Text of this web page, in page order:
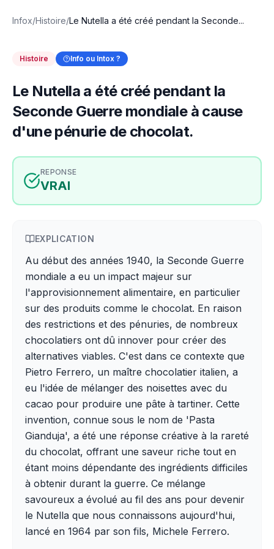
Infox/Histoire/Le Nutella a été créé pendant la Seconde...
Histoire Info ou Intox ?
Le Nutella a été créé pendant la
Seconde Guerre mondiale à cause
d'une pénurie de chocolat.
REPONSE
VRAI
EXPLICATION
Au début des années 1940, la Seconde Guerre
mondiale a eu un impact majeur sur
l'approvisionnement alimentaire, en particulier
sur des produits comme le chocolat. En raison
des restrictions et des pénuries, de nombreux
chocolatiers ont dû innover pour créer des
alternatives viables. C'est dans ce contexte que
Pietro Ferrero, un maître chocolatier italien, a
eu l'idée de mélanger des noisettes avec du
cacao pour produire une pâte à tartiner. Cette
invention, connue sous le nom de 'Pasta
Gianduja', a été une réponse créative à la rareté
du chocolat, offrant une saveur riche tout en
étant moins dépendante des ingrédients difficiles
à obtenir durant la guerre. Ce mélange
savoureux a évolué au fil des ans pour devenir
le Nutella que nous connaissons aujourd'hui,
lancé en 1964 par son fils, Michele Ferrero.